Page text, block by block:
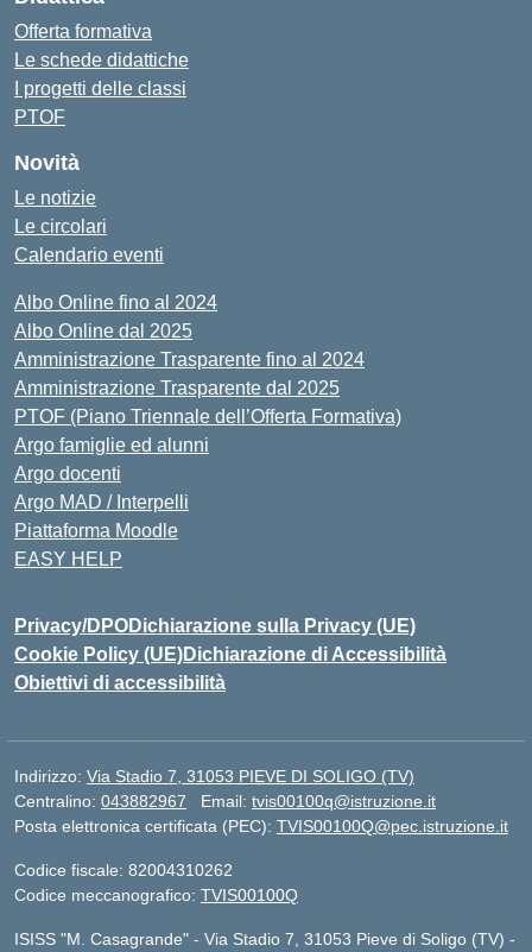
Offerta formativa
Le schede didattiche
I progetti delle classi
PTOF
Novità
Le notizie
Le circolari
Calendario eventi
Albo Online fino al 2024
Albo Online dal 2025
Amministrazione Trasparente fino al 2024
Amministrazione Trasparente dal 2025
PTOF (Piano Triennale dell’Offerta Formativa)
Argo famiglie ed alunni
Argo docenti
Argo MAD / Interpelli
Piattaforma Moodle
EASY HELP
Privacy/DPODichiarazione sulla Privacy (UE)
Cookie Policy (UE)Dichiarazione di Accessibilità
Obiettivi di accessibilità
Indirizzo: Via Stadio 7, 31053 PIEVE DI SOLIGO (TV)
Centralino: 043882967 Email: tvis00100q@istruzione.it
Posta elettronica certificata (PEC): TVIS00100Q@pec.istruzione.it
Codice fiscale: 82004310262
Codice meccanografico: TVIS00100Q
ISISS "M. Casagrande" - Via Stadio 7, 31053 Pieve di Soligo (TV) -